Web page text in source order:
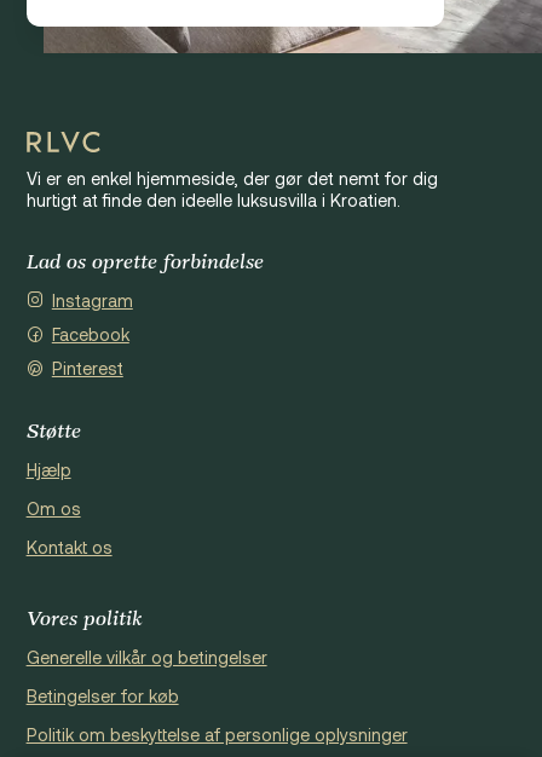
Vi er en enkel hjemmeside, der gør det nemt for dig
hurtigt at finde den ideelle luksusvilla i Kroatien.
Lad os oprette forbindelse
Instagram
Facebook
Pinterest
Støtte
Hjælp
Om os
Kontakt os
Vores politik
Generelle vilkår og betingelser
Betingelser for køb
Politik om beskyttelse af personlige oplysninger